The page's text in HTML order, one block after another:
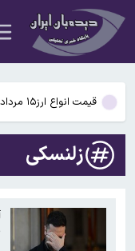
می‌شود
حسین شریعتمداری به
حمله کرد: دارید تنگه را
روزنامه اصولگرا:
صداوسیما چرا آمار
قیمت انواع ارز۱۵ مردادماه ۱۴۰۵+جدول قیمت/ دلار ۱۸۸ هزار تومان شد
راز رنگ آبی در
گوگل اسیستنت ماه
حسین شریعتمداری به
حمله کرد: دارید تنگه
روزنامه اصولگرا:
زلنسکی